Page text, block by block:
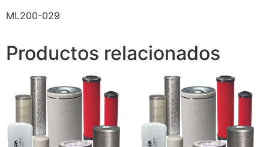
ML200-029
Productos relacionados